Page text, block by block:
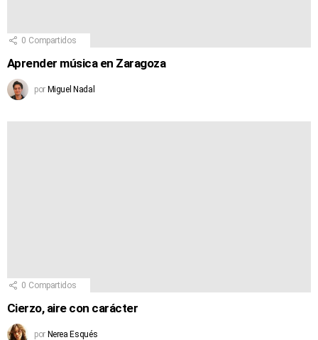
0 Compartidos
Aprender música en Zaragoza
por Miguel Nadal
0 Compartidos
Cierzo, aire con carácter
por Nerea Esqués